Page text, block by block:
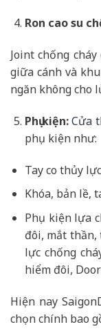
Ron cao su
Joint chống
giữa cánh và
ngăn không cho
Phụ kiện:Cửa
phụ kiện như:
Tay co thủy
Khóa, bản lề,
Phụ kiện lựa
đôi, mắt thần,
lực chống
hiểm đôi,
Hiện nay
chọn chính bao